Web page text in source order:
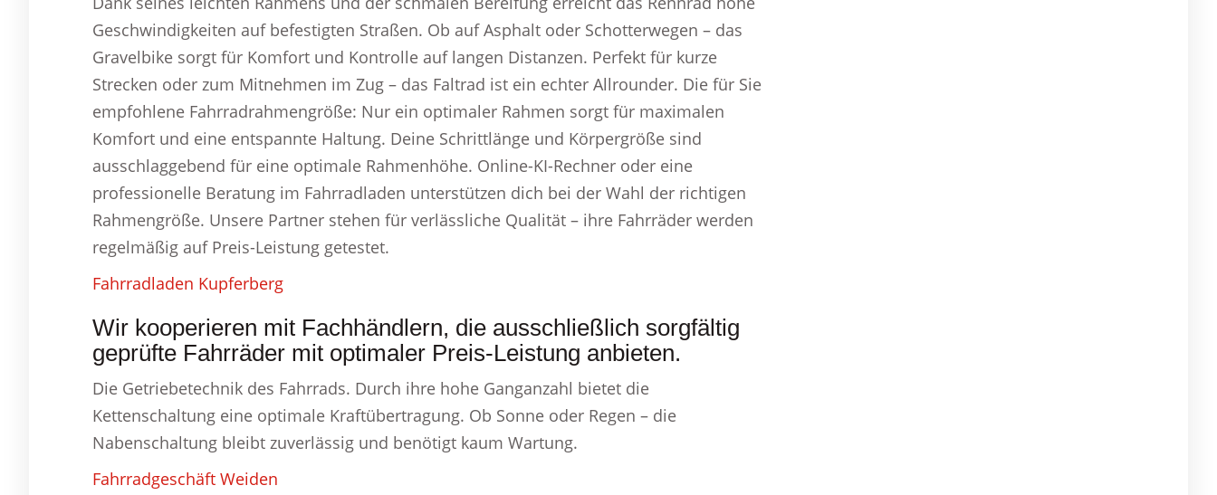
Geschwindigkeiten auf befestigten Straßen. Ob auf Asphalt oder Schotterwegen – das
Gravelbike sorgt für Komfort und Kontrolle auf langen Distanzen. Perfekt für kurze
Strecken oder zum Mitnehmen im Zug – das Faltrad ist ein echter Allrounder. Die für Sie
empfohlene Fahrradrahmengröße: Nur ein optimaler Rahmen sorgt für maximalen
Komfort und eine entspannte Haltung. Deine Schrittlänge und Körpergröße sind
ausschlaggebend für eine optimale Rahmenhöhe. Online-KI-Rechner oder eine
professionelle Beratung im Fahrradladen unterstützen dich bei der Wahl der richtigen
Rahmengröße. Unsere Partner stehen für verlässliche Qualität – ihre Fahrräder werden
regelmäßig auf Preis-Leistung getestet.
Fahrradladen Kupferberg
Wir kooperieren mit Fachhändlern, die ausschließlich sorgfältig
geprüfte Fahrräder mit optimaler Preis-Leistung anbieten.
Die Getriebetechnik des Fahrrads. Durch ihre hohe Ganganzahl bietet die
Kettenschaltung eine optimale Kraftübertragung. Ob Sonne oder Regen – die
Nabenschaltung bleibt zuverlässig und benötigt kaum Wartung.
Fahrradgeschäft Weiden